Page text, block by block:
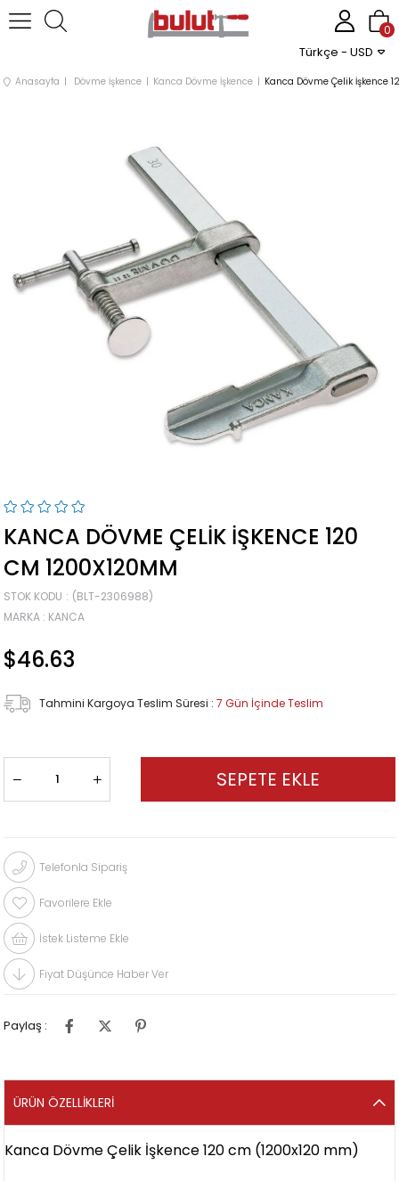
Türkçe - USD
0
Anasayfa Dövme İşkence Kanca Dövme İşkence Kanca Dövme Çelik İşkence
KANCA DÖVME ÇELIK İŞKENCE 120
CM 1200X120MM
STOK KODU
(BLT-2306988)
MARKA : KANCA
$46.63
Tahmini Kargoya Teslim Süresi : 7 Gün İçinde Teslim
Telefonla Sipariş
Favorilere Ekle
İstek Listeme Ekle
Fiyat Düşünce Haber Ver
Paylaş :
ÜRÜN ÖZELLIKLERI
Kanca Dövme Çelik İşkence 120 cm (1200x120 mm)